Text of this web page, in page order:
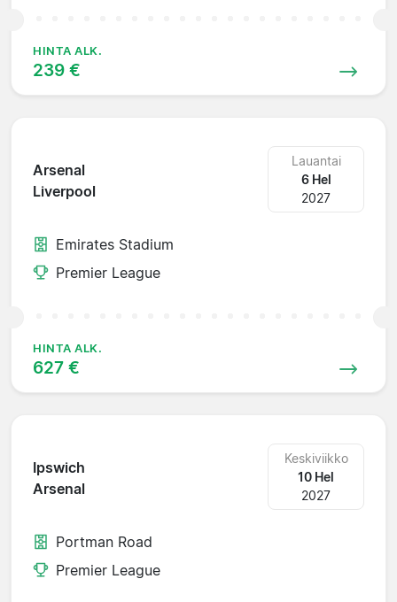
HINTA ALK.
239 €
Arsenal
Liverpool
Lauantai
6 Hel
2027
Emirates Stadium
Premier League
HINTA ALK.
627 €
Ipswich
Arsenal
Keskiviikko
10 Hel
2027
Portman Road
Premier League